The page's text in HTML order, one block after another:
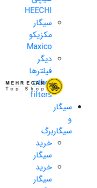
HEECHI
سیگار
مکزیکو
Maxico
دیگر
فیلترها
other
filters
سیگار
و
سیگاربرگ
خرید
سیگار
خرید
سیگار